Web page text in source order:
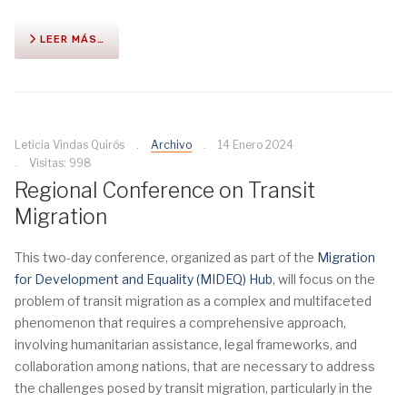
LEER MÁS…
Leticia Vindas Quirós Archivo
14 Enero 2024
Visitas: 998
Regional Conference on Transit
Migration
This two-day conference, organized as part of the Migration
for Development and Equality (MIDEQ) Hub, will focus on the
problem of transit migration as a complex and multifaceted
phenomenon that requires a comprehensive approach,
involving humanitarian assistance, legal frameworks, and
collaboration among nations, that are necessary to address
the challenges posed by transit migration, particularly in the